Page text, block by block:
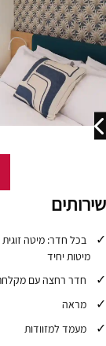
שירותים
בכל חדר: מיטה
מיטות יחיד
חדר רחצה עם
מראה
מעמד למזוודות